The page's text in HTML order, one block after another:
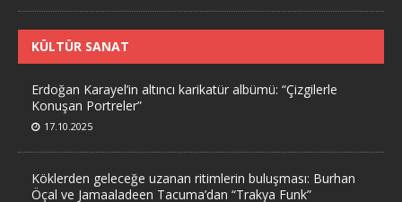
KÜLTÜR SANAT
Erdoğan Karayel’in altıncı karikatür albümü: “Çizgilerle
Konuşan Portreler”
17.10.2025
Köklerden geleceğe uzanan ritimlerin buluşması: Burhan
Öçal ve Jamaaladeen Tacuma’dan “Trakya Funk”